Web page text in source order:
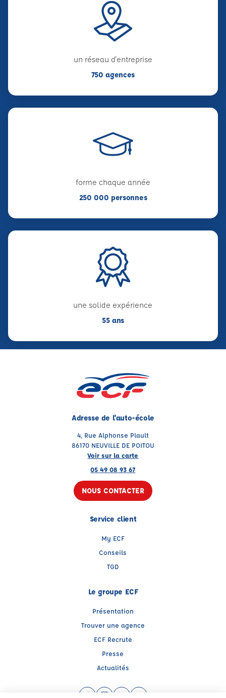
un réseau d'entreprise
750 agences
forme chaque année
250 000 personnes
une solide expérience
55 ans
Adresse de l'auto-école
4, Rue Alphonse Plault
86170 NEUVILLE DE POITOU
Voir sur la carte
05 49 08 93 67
NOUS CONTACTER
Service client
My ECF
Conseils
TGD
Le groupe ECF
Présentation
Trouver une agence
ECF Recrute
Presse
Actualités